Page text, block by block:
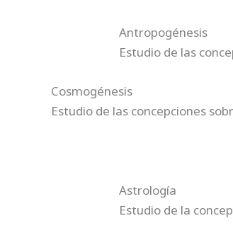
Antropogénesis
Estudio de las
Cosmogénesis
Estudio de las concepciones
Astrología
Estudio de la